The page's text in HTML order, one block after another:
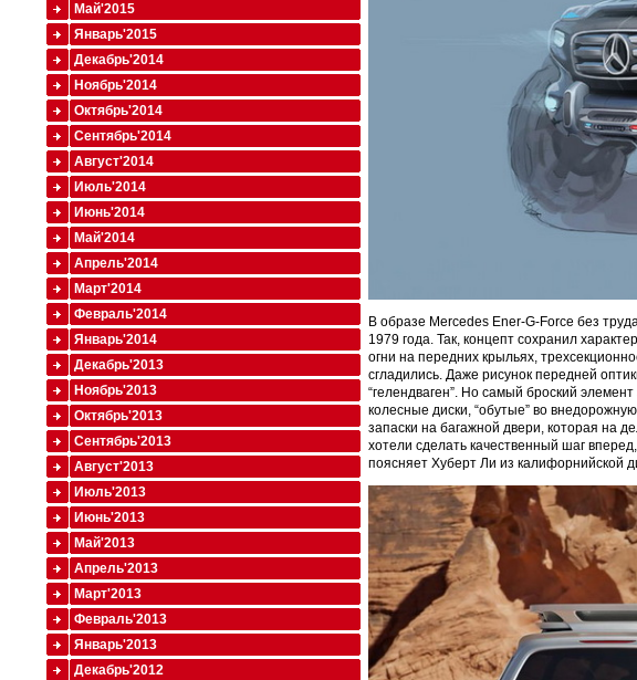
В образе Mercedes Ener-G-Force без
1979 года. Так, концепт сохранил
огни на передних крыльях,
сгладились. Даже рисунок передней
“гелендваген”. Но самый броский
колесные диски, “обутые” во
запаски на багажной двери, которая на
хотели сделать качественный шаг
поясняет Хуберт Ли из калифорнийской
Май'2015
Январь'2015
Декабрь'2014
Ноябрь'2014
Октябрь'2014
Сентябрь'2014
Август'2014
Июль'2014
Июнь'2014
Май'2014
Апрель'2014
Март'2014
Февраль'2014
Январь'2014
Декабрь'2013
Ноябрь'2013
Октябрь'2013
Сентябрь'2013
Август'2013
Июль'2013
Июнь'2013
Май'2013
Апрель'2013
Март'2013
Февраль'2013
Январь'2013
Декабрь'2012